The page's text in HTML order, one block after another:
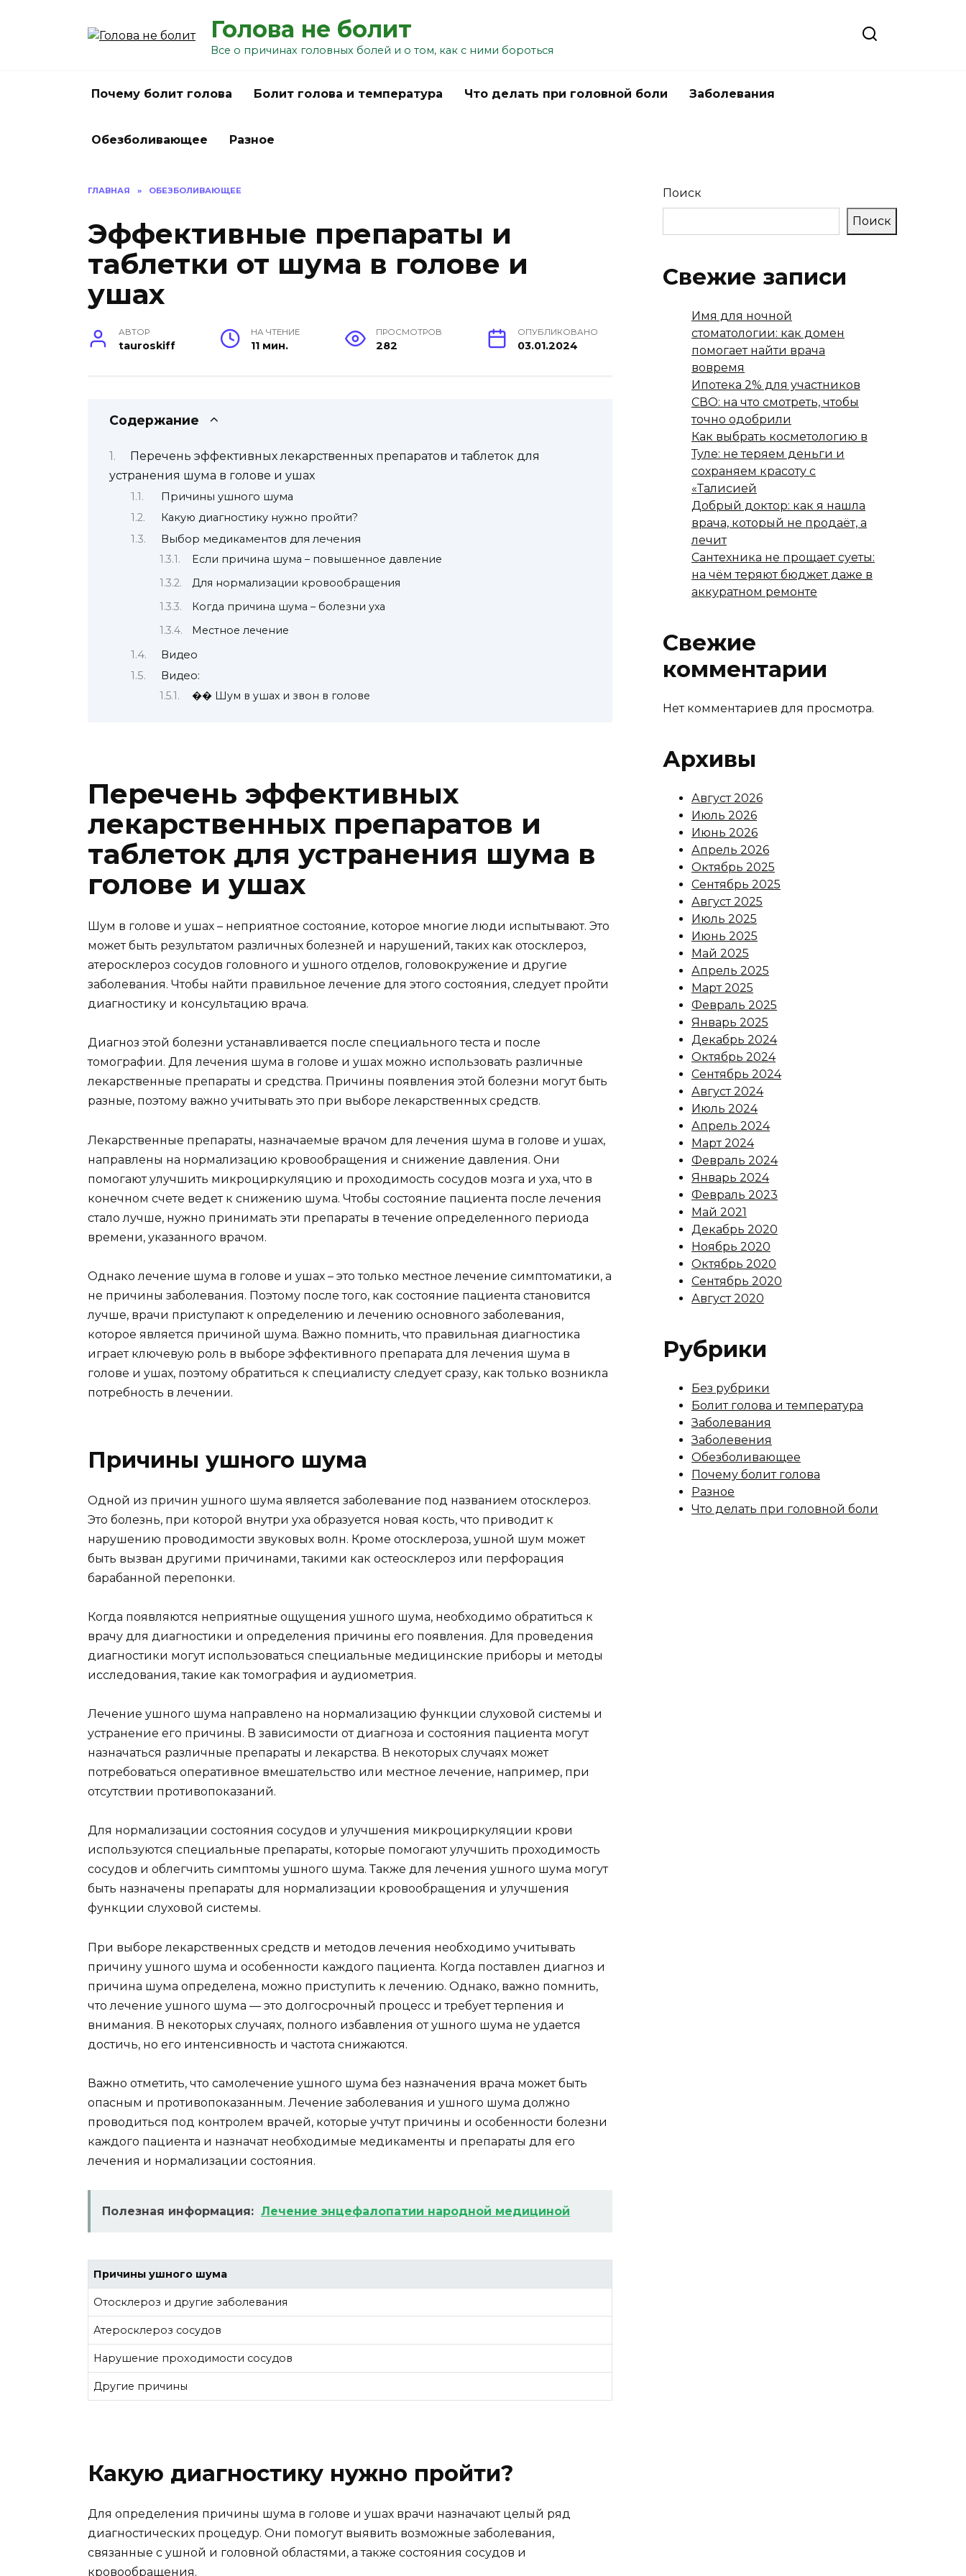
Голова не болит
Все о причинах головных болей и о том, как с ними бороться
Почему болит голова Болит голова и температура Что делать при головной боли Заболевания
Обезболивающее Разное
ГЛАВНАЯ » ОБЕЗБОЛИВАЮЩЕЕ
Эффективные препараты и
таблетки от шума в голове и
ушах
АВТОР
tauroskiff
НА ЧТЕНИЕ
11 мин.
ПРОСМОТРОВ
282
ОПУБЛИКОВАНО
03.01.2024
Содержание
Перечень эффективных лекарственных препаратов и таблеток для
устранения шума в голове и ушах
Причины ушного шума
Какую диагностику нужно пройти?
Выбор медикаментов для лечения
Если причина шума – повышенное давление
Для нормализации кровообращения
Когда причина шума – болезни уха
Местное лечение
Видео
Видео:
�� Шум в ушах и звон в голове
Перечень эффективных
лекарственных препаратов и
таблеток для устранения шума в
голове и ушах
Шум в голове и ушах – неприятное состояние, которое многие люди испытывают. Это
может быть результатом различных болезней и нарушений, таких как отосклероз,
атеросклероз сосудов головного и ушного отделов, головокружение и другие
заболевания. Чтобы найти правильное лечение для этого состояния, следует пройти
диагностику и консультацию врача.
Диагноз этой болезни устанавливается после специального теста и после
томографии. Для лечения шума в голове и ушах можно использовать различные
лекарственные препараты и средства. Причины появления этой болезни могут быть
разные, поэтому важно учитывать это при выборе лекарственных средств.
Лекарственные препараты, назначаемые врачом для лечения шума в голове и ушах,
направлены на нормализацию кровообращения и снижение давления. Они
помогают улучшить микроциркуляцию и проходимость сосудов мозга и уха, что в
конечном счете ведет к снижению шума. Чтобы состояние пациента после лечения
стало лучше, нужно принимать эти препараты в течение определенного периода
времени, указанного врачом.
Однако лечение шума в голове и ушах – это только местное лечение симптоматики, а
не причины заболевания. Поэтому после того, как состояние пациента становится
лучше, врачи приступают к определению и лечению основного заболевания,
которое является причиной шума. Важно помнить, что правильная диагностика
играет ключевую роль в выборе эффективного препарата для лечения шума в
голове и ушах, поэтому обратиться к специалисту следует сразу, как только возникла
потребность в лечении.
Причины ушного шума
Одной из причин ушного шума является заболевание под названием отосклероз.
Это болезнь, при которой внутри уха образуется новая кость, что приводит к
нарушению проводимости звуковых волн. Кроме отосклероза, ушной шум может
быть вызван другими причинами, такими как остеосклероз или перфорация
барабанной перепонки.
Когда появляются неприятные ощущения ушного шума, необходимо обратиться к
врачу для диагностики и определения причины его появления. Для проведения
диагностики могут использоваться специальные медицинские приборы и методы
исследования, такие как томография и аудиометрия.
Лечение ушного шума направлено на нормализацию функции слуховой системы и
устранение его причины. В зависимости от диагноза и состояния пациента могут
назначаться различные препараты и лекарства. В некоторых случаях может
потребоваться оперативное вмешательство или местное лечение, например, при
отсутствии противопоказаний.
Для нормализации состояния сосудов и улучшения микроциркуляции крови
используются специальные препараты, которые помогают улучшить проходимость
сосудов и облегчить симптомы ушного шума. Также для лечения ушного шума могут
быть назначены препараты для нормализации кровообращения и улучшения
функции слуховой системы.
При выборе лекарственных средств и методов лечения необходимо учитывать
причину ушного шума и особенности каждого пациента. Когда поставлен диагноз и
причина шума определена, можно приступить к лечению. Однако, важно помнить,
что лечение ушного шума — это долгосрочный процесс и требует терпения и
внимания. В некоторых случаях, полного избавления от ушного шума не удается
достичь, но его интенсивность и частота снижаются.
Важно отметить, что самолечение ушного шума без назначения врача может быть
опасным и противопоказанным. Лечение заболевания и ушного шума должно
проводиться под контролем врачей, которые учтут причины и особенности болезни
каждого пациента и назначат необходимые медикаменты и препараты для его
лечения и нормализации состояния.
Полезная информация: Лечение энцефалопатии народной медициной
Причины ушного шума
Отосклероз и другие заболевания
Атеросклероз сосудов
Нарушение проходимости сосудов
Другие причины
Какую диагностику нужно пройти?
Для определения причины шума в голове и ушах врачи назначают целый ряд
диагностических процедур. Они помогут выявить возможные заболевания,
связанные с ушной и головной областями, а также состояния сосудов и
кровообращения.
Поиск
Поиск
Свежие записи
Имя для ночной
стоматологии: как домен
помогает найти врача
вовремя
Ипотека 2% для участников
СВО: на что смотреть, чтобы
точно одобрили
Как выбрать косметологию в
Туле: не теряем деньги и
сохраняем красоту с
«Талисией
Добрый доктор: как я нашла
врача, который не продаёт, а
лечит
Сантехника не прощает суеты:
на чём теряют бюджет даже в
аккуратном ремонте
Свежие
комментарии
Нет комментариев для просмотра.
Архивы
Август 2026
Июль 2026
Июнь 2026
Апрель 2026
Октябрь 2025
Сентябрь 2025
Август 2025
Июль 2025
Июнь 2025
Май 2025
Апрель 2025
Март 2025
Февраль 2025
Январь 2025
Декабрь 2024
Октябрь 2024
Сентябрь 2024
Август 2024
Июль 2024
Апрель 2024
Март 2024
Февраль 2024
Январь 2024
Февраль 2023
Май 2021
Декабрь 2020
Ноябрь 2020
Октябрь 2020
Сентябрь 2020
Август 2020
Рубрики
Без рубрики
Болит голова и температура
Заболевания
Заболевения
Обезболивающее
Почему болит голова
Разное
Что делать при головной боли